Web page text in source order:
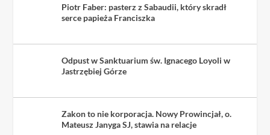
Piotr Faber: pasterz z Sabaudii, który skradł
serce papieża Franciszka
Odpust w Sanktuarium św. Ignacego Loyoli w
Jastrzębiej Górze
Zakon to nie korporacja. Nowy Prowincjał, o.
Mateusz Janyga SJ, stawia na relacje